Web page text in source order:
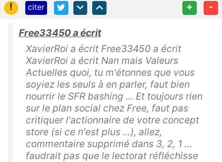
!
citer + -
Free33450 a écrit
XavierRoi a écrit Free33450 a écrit
XavierRoi a écrit Nan mais Valeurs
Actuelles quoi, tu m'étonnes que vous
soyiez les seuls à en parler, faut bien
nourrir le SFR bashing ... Et toujours rien
sur le plan social chez Free, faut pas
critiquer l'actionnaire de votre concept
store (si ce n'est plus ...), allez,
commentaire supprimé dans 3, 2, 1 ...
faudrait pas que le lectorat réfléchisse